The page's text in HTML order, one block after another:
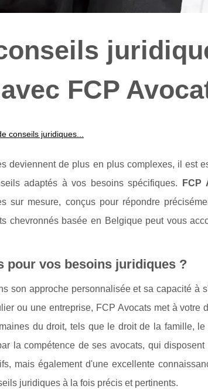
FCP
conseils juridiques...
deviennent de plus en plus complexes, il est
adaptés à vos besoins spécifiques.
FCP
sur mesure, conçus pour répondre
chevronnés basée en Belgique peut vous
pour vos besoins juridiques ?
son approche personnalisée et sa capacité à
ou une entreprise, FCP Avocats met à votre
du droit, tels que le droit de la famille,
la compétence de ses avocats, qui
mais également d'une excellente
juridiques à la fois précis et pertinents.